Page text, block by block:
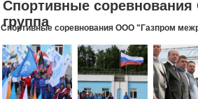
Спортивные
группа
Спортивные соревнования ООО "Газпром